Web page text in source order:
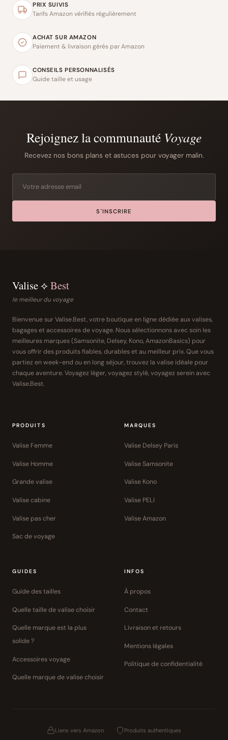
PRIX SUIVIS
Tarifs Amazon vérifiés régulièrement
ACHAT SUR AMAZON
Paiement & livraison gérés par Amazon
CONSEILS PERSONNALISÉS
Guide taille et usage
Rejoignez la communauté Voyage
Recevez nos bons plans et astuces pour voyager malin.
S'INSCRIRE
Valise ⟡ Best
le meilleur du voyage
Bienvenue sur Valise.Best, votre boutique en ligne dédiée aux valises,
bagages et accessoires de voyage. Nous sélectionnons avec soin les
meilleures marques (Samsonite, Delsey, Kono, AmazonBasics) pour
vous offrir des produits fiables, durables et au meilleur prix. Que vous
partiez en week-end ou en long séjour, trouvez la valise idéale pour
chaque aventure. Voyagez léger, voyagez stylé, voyagez serein avec
Valise.Best.
PRODUITS
Valise Femme
Valise Homme
Grande valise
Valise cabine
Valise pas cher
Sac de voyage
MARQUES
Valise Delsey Paris
Valise Samsonite
Valise Kono
Valise PELI
Valise Amazon
GUIDES
Guide des tailles
Quelle taille de valise choisir
Quelle marque est la plus
solide ?
Accessoires voyage
Quelle marque de valise choisir
INFOS
À propos
Contact
Livraison et retours
Mentions légales
Politique de confidentialité
Liens vers Amazon Produits authentiques